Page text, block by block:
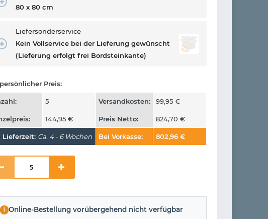
80 x 80 cm
Liefersonderservice
Kein Vollservice bei der Lieferung gewünscht
(Lieferung erfolgt frei Bordsteinkante)
Preis:
5 Versandkosten: 99,95 €
144,95 € Preis Netto: 824,70 €
Lieferzeit: Ca. 4 - 6 Wochen Bei Vorkasse: 802,96 €
i Online-Bestellung vorübergehend nicht verfügbar